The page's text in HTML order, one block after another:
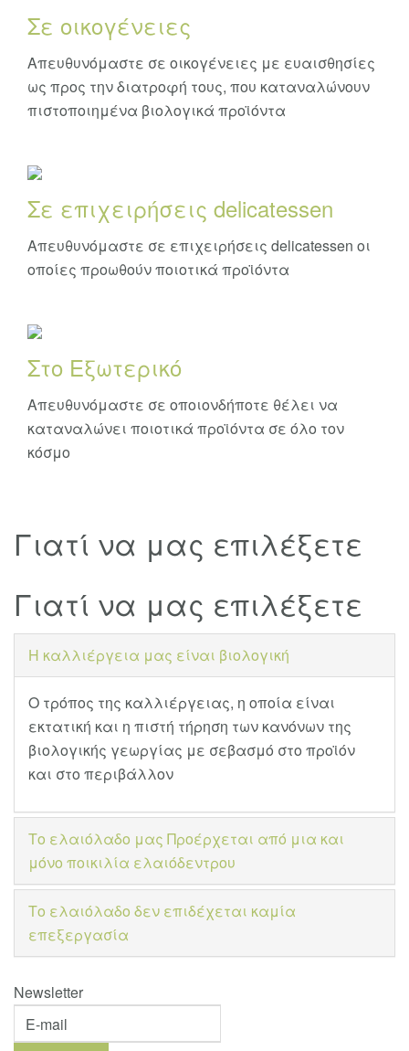
Σε οικογένειες
Απευθυνόμαστε σε οικογένειες με ευαισθησίες
ως προς την διατροφή τους, που καταναλώνουν
πιστοποιημένα βιολογικά προϊόντα
Σε επιχειρήσεις delicatessen
Απευθυνόμαστε σε επιχειρήσεις delicatessen οι
οποίες προωθούν ποιοτικά προϊόντα
Στο Εξωτερικό
Απευθυνόμαστε σε οποιονδήποτε θέλει να
καταναλώνει ποιοτικά προϊόντα σε όλο τον
κόσμο
Γιατί να μας επιλέξετε
Γιατί να μας επιλέξετε
Η καλλιέργεια μας είναι βιολογική
Ο τρόπος της καλλιέργειας, η οποία είναι
εκτατική και η πιστή τήρηση των κανόνων της
βιολογικής γεωργίας με σεβασμό στο προϊόν
και στο περιβάλλον
Το ελαιόλαδο μας Προέρχεται από μια και
μόνο ποικιλία ελαιόδεντρου
Το ελαιόλαδο δεν επιδέχεται καμία
επεξεργασία
Newsletter